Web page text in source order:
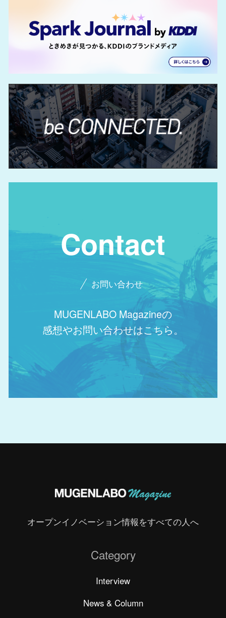
Contact
お問い合わせ
MUGENLABO Magazineの
感想やお問い合わせはこちら。
オープンイノベーション情報をすべての人へ
Category
Interview
News & Column